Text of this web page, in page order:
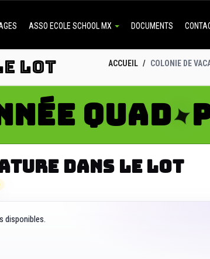
ASSO ECOLE SCHOOL MX DOCUMENTS
LOT ACCUEIL COLONIE DE
QUAD✦
DANS LE LOT
disponibles.